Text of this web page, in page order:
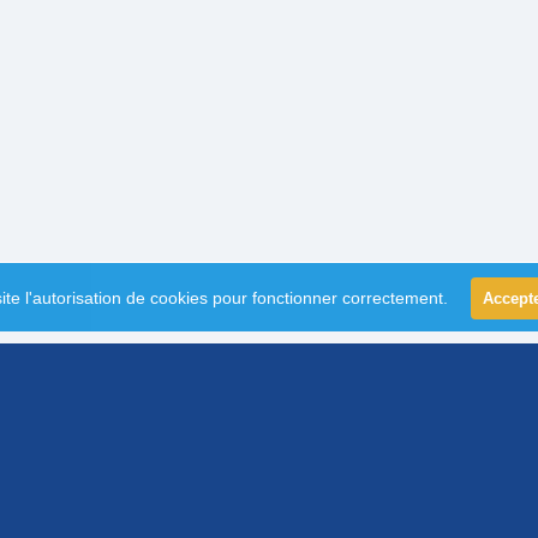
l'autorisation de cookies pour fonctionner correctement.